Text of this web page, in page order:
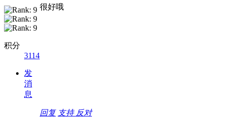
积分
3114
发
消
息
很好哦
回复 支持 反对